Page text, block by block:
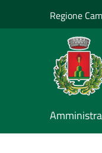
Regione